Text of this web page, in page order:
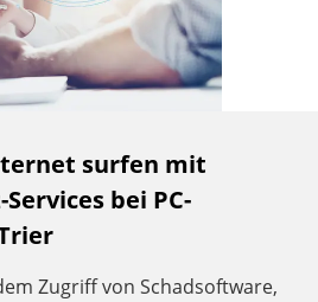
surfen mit
bei PC-
Zugriff von Schadsoftware,